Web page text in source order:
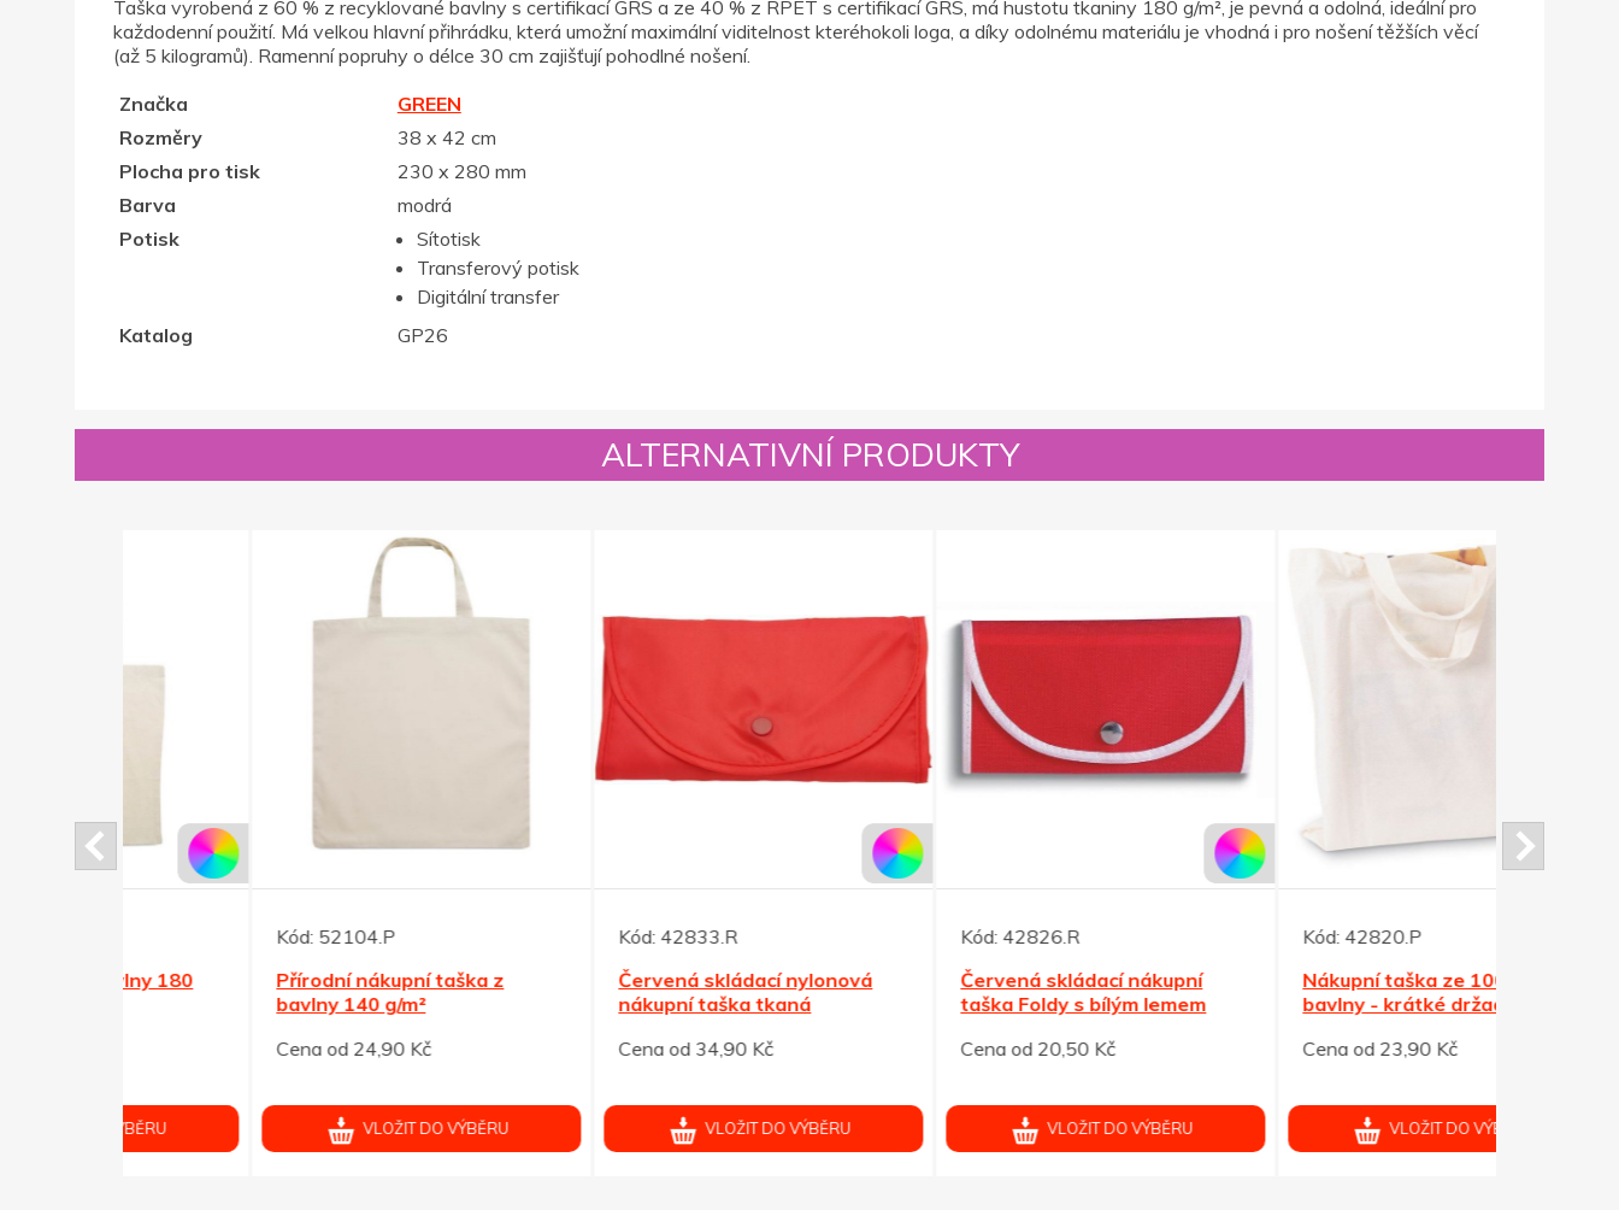
Taška vyrobená z 60 % z recyklované bavlny s certifikací GRS a ze 40 % z RPET s certifikací GRS, má hustotu tkaniny 180 g/m², je pevná a odolná, ideální pro
každodenní použití. Má velkou hlavní přihrádku, která umožní maximální viditelnost kteréhokoli loga, a díky odolnému materiálu je vhodná i pro nošení těžších věcí
(až 5 kilogramů). Ramenní popruhy o délce 30 cm zajišťují pohodlné nošení.
Značka
GREEN
Rozměry
38 x 42 cm
Plocha pro tisk
230 x 280 mm
Barva
modrá
Potisk
Sítotisk
Transferový potisk
Digitální transfer
Katalog
GP26
ALTERNATIVNÍ PRODUKTY
Přírodní nákupní taška z
bavlny 140 g/m²
Cena od 24,90 Kč
VLOŽIT DO VÝBĚRU
Červená skládací nylonová
nákupní taška tkaná
Cena od 34,90 Kč
VLOŽIT DO VÝBĚRU
Červená skládací nákupní
taška Foldy s bílým lemem
Cena od 20,50 Kč
VLOŽIT DO VÝBĚRU
Nákupní taška ze 100g přír.
bavlny - krátké držadla
Cena od 23,90 Kč
VLOŽIT DO VÝBĚRU